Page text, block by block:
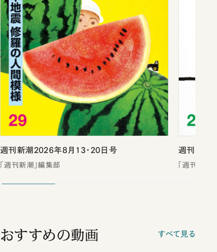
週刊新潮2026年8月13・20日号
「週刊新潮」編集部
週刊新潮
「週刊新潮
おすすめの動画 すべて見る